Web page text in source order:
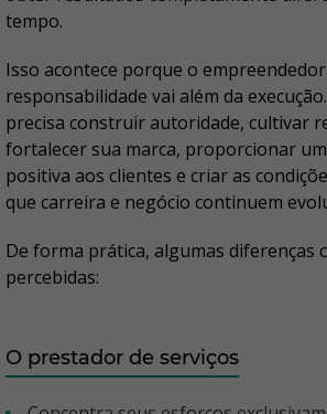
tempo.
Isso acontece porque o
responsabilidade vai além da
precisa construir autoridade, cultivar
fortalecer sua marca, proporcionar
positiva aos clientes e criar as
que carreira e negócio continuem
De forma prática, algumas diferenças
percebidas:
O prestador de serviços